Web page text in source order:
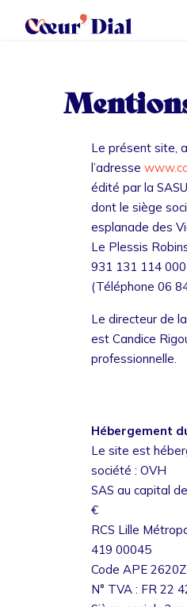
Le présent site,
l’adresse
édité par la
dont le siège
esplanade des
Le Plessis
931 131 114
(Téléphone 06
Le directeur de
est Candice
professionnelle.
Hébergement
Le site est
société : OVH
SAS au capital
€
RCS Lille
419 00045
Code APE 2620Z
N° TVA : FR 22